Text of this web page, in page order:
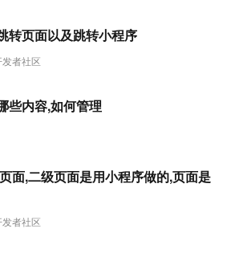
者社区
页面以及跳转小程序
些内容,如何管理
者社区
面,二级页面是用小程序做的,页面是